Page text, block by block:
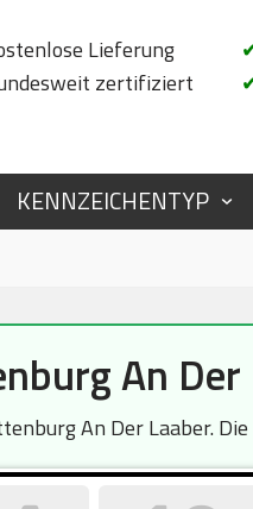
Lieferung
zertifiziert
KENNZEICHENTYP
An Der
An Der Laaber.